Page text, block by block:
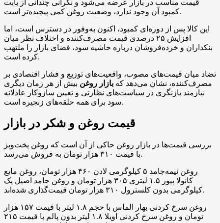
قیمت مناسب در بازار عرضه می‌شود و نگرانی چندانی از بابت
کمبود آن وجود ندارد، وضعیت روغن کمی پیچیده‌تر است.
این کالا پس از دوره‌ای کمبود، اکنون به‌وفور در دسترس است، اما
افزایش ۲۵ درصدی قیمت مصرف‌کننده و اختلاف نظر میان
بنکداران و خرده‌فروشان درباره حاشیه سود، فضای بازار را ملتهب
کرده است.
تضاد میان قیمت‌های مصوب، واقعیت‌های توزیع و فشار اقتصادی بر
مصرف‌کننده، نشان می‌دهد که بازار روغن بیش از هر زمان دیگری
نیازمند بازنگری در سیاست‌های نظارتی و تعیین سازوکار عادلانه
سود برای همه حلقه‌های زنجیره است.
بررسی قیمت‌ها در بازار روغن حاکی از آن است که روغن پخت‌و‌پز
با قیمت ۳۱۰ هزار تومان به فروش می‌رسد.
روغن نیمه‌جامد ۵ کیلوگرمی لادن ۴۶۰ هزار تومان، روغن مایع
کانولا پیور ۱.۵ لیتری ۳۰۵ هزار تومان و روغن جامد اصیل یک
کیلوگرمی بدون کلسترول ۳۱۰ هزار تومان قیمت‌گذاری شده‌اند.
روغن سرخ کردنی بهار الماس با حجم ۱.۸ لیتر با قیمت ۱۵۷ هزار
تومان و روغن سرخ کردنی اویلا ۱.۸ لیتر بدون پالم با قیمت ۲۱۵